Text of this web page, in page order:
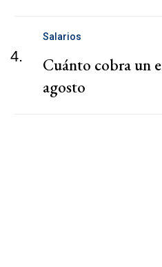
4.
Salarios
Cuánto cobra un
agosto